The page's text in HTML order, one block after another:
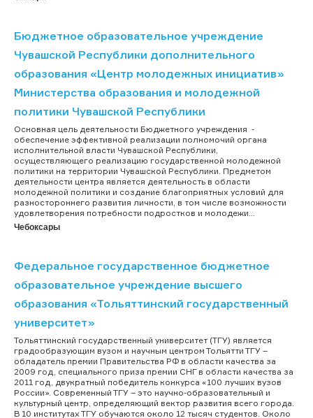
Бюджетное образовательное учреждение
Чувашской Республики дополнительного
образования «Центр молодежных инициатив»
Министерства образования и молодежной
политики Чувашской Республики
Основная цель деятельности Бюджетного учреждения -
обеспечение эффективной реализации полномочий органа
исполнительной власти Чувашской Республики,
осуществляющего реализацию государственной молодежной
политики на территории Чувашской Республики. Предметом
деятельности центра является деятельность в области
молодежной политики и создание благоприятных условий для
разностороннего развития личности, в том числе возможности
удовлетворения потребности подростков и молодежи...
Чебоксары
Федеральное государственное бюджетное
образовательное учреждение высшего
образования «Тольяттинский государственный
университет»
Тольяттинский государственный университет (ТГУ) является
градообразующим вузом и научным центром Тольятти ТГУ –
обладатель премии Правительства РФ в области качества за
2009 год, специального приза премии СНГ в области качества за
2011 год, двукратный победитель конкурса «100 лучших вузов
России». Современный ТГУ – это научно-образовательный и
культурный центр, определяющий вектор развития всего города.
В 10 институтах ТГУ обучаются около 12 тысяч студентов. Около